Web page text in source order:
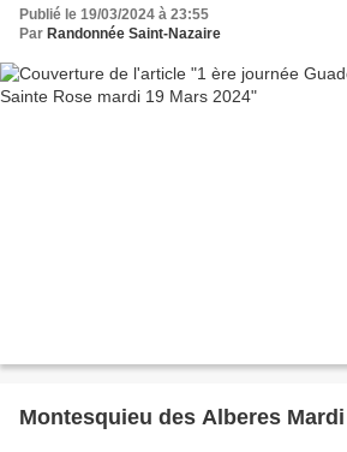
Publié le 19/03/2024 à 23:55
Par Randonnée Saint-Nazaire
Montesquieu des Alberes